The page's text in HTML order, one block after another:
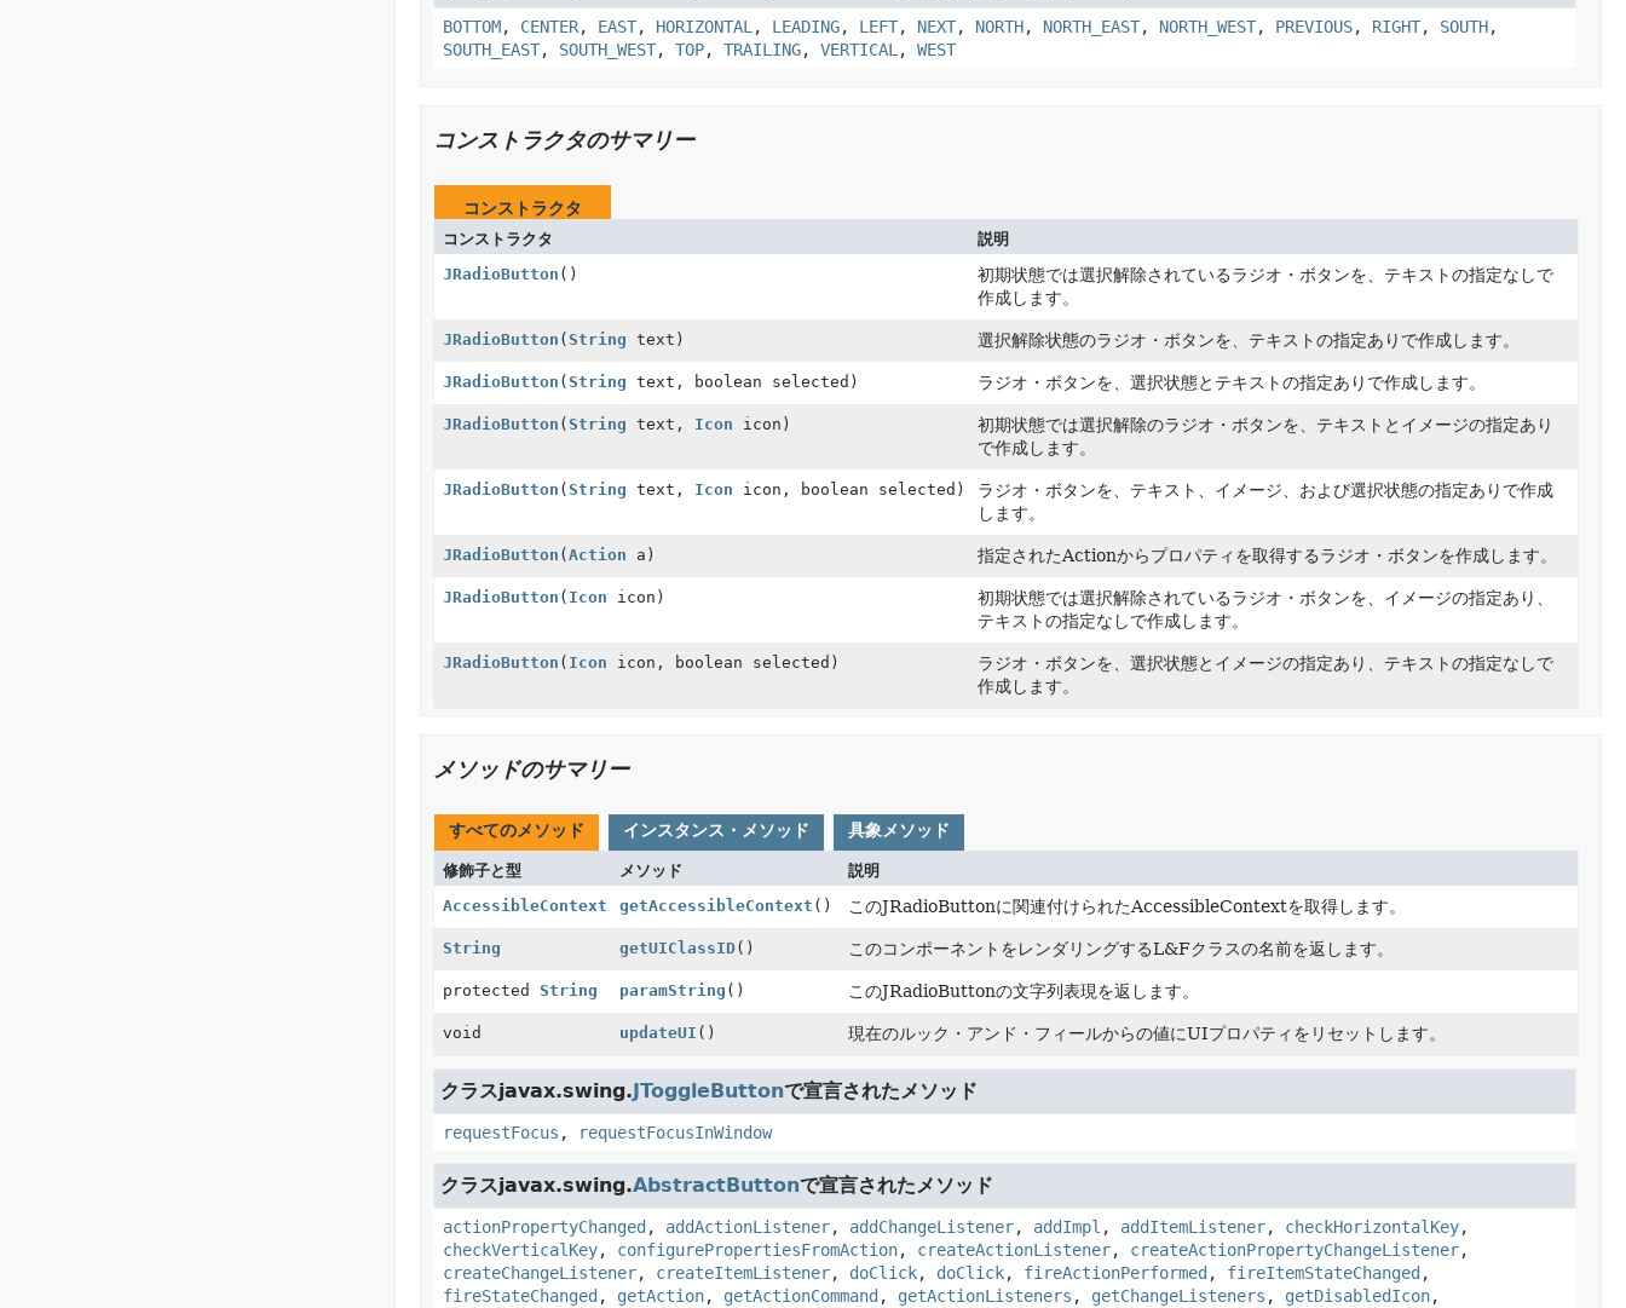
BOTTOM, CENTER, EAST, HORIZONTAL , LEADING, LEFT, NEXT, NORTH, NORTH_EAST, NORTH_WEST, PREVIOUS, RIGHT, SOUTH,
SOUTH_EAST, SOUTH_WEST, TOP, TRAILING, VERTICAL , WEST
コンストラクタのサマリー
コンストラクタ
コンストラクタ
説明
JRadioButton ()
初期状態では選択解除されているラジオ・ボタンを、テキストの指定なしで
作成します。
JRadioButton ( String text) 選択解除状態のラジオ・ボタンを、テキストの指定ありで作成します。
JRadioButton ( String text, boolean selected) ラジオ・ボタンを、選択状態とテキストの指定ありで作成します。
JRadioButton ( String text, Icon icon)
初期状態では選択解除のラジオ・ボタンを、テキストとイメージの指定あり
で作成します。
JRadioButton ( String text, Icon icon, boolean selected)
ラジオ・ボタンを、テキスト、イメージ、および選択状態の指定ありで作成
します。
JRadioButton ( Action a) 指定されたActionからプロパティを取得するラジオ・ボタンを作成します。
JRadioButton ( Icon icon)
初期状態では選択解除されているラジオ・ボタンを、イメージの指定あり、
テキストの指定なしで作成します。
JRadioButton ( Icon icon, boolean selected)
ラジオ・ボタンを、選択状態とイメージの指定あり、テキストの指定なしで
作成します。
メソッドのサマリー
すべてのメソッド インスタンス・メソッド 具象メソッド
修飾子と型 メソッド
説明
AccessibleContext
getAccessibleContext () このJRadioButtonに関連付けられたAccessibleContextを取得します。
String getUIClassID() このコンポーネントをレンダリングするL&Fクラスの名前を返します。
protected String paramString () このJRadioButtonの文字列表現を返します。
void updateUI () 現在のルック・アンド・フィールからの値にUIプロパティをリセットします。
クラスjavax.swing.JToggleButtonで宣言されたメソッド
requestFocus , requestFocusInWindow
クラスjavax.swing.AbstractButtonで宣言されたメソッド
actionPropertyChanged , addActionListener, addChangeListener, addImpl , addItemListener, checkHorizontalKey,
checkVerticalKey, configurePropertiesFromAction, createActionListener, createActionPropertyChangeListener,
createChangeListener, createItemListener, doClick, doClick, fireActionPerformed , fireItemStateChanged ,
fireStateChanged , getAction, getActionCommand , getActionListeners , getChangeListeners , getDisabledIcon,